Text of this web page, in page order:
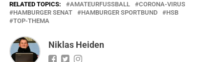
RELATED TOPICS: AMATEURFUSSBALL
CORONA-VIRUS
HAMBURGER SENAT
HAMBURGER SPORTBUND
HSB
TOP-THEMA
Niklas Heiden